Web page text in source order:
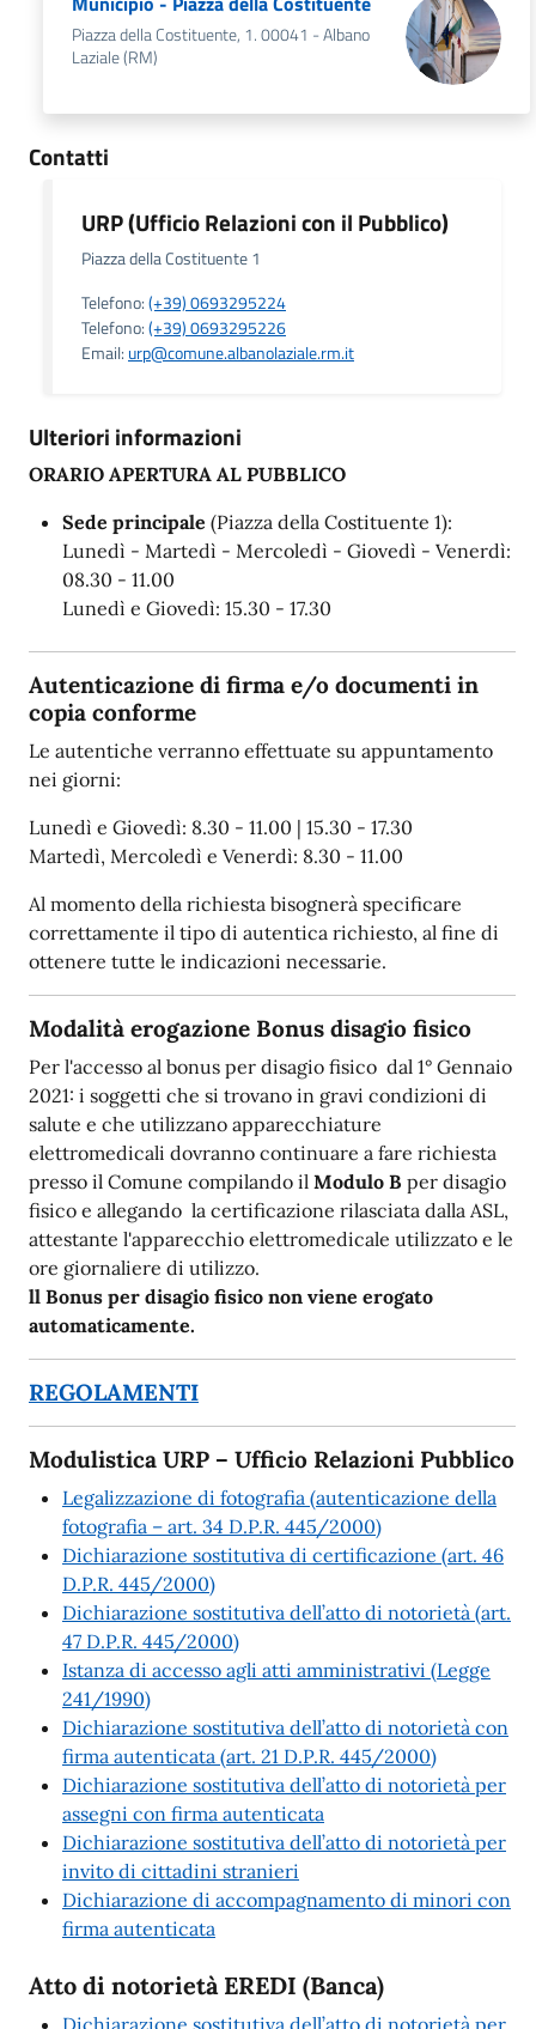
Piazza della Costituente, 1. 00041 - Albano
Laziale (RM)
Contatti
URP (Ufficio Relazioni con il Pubblico)
Piazza della Costituente 1
Telefono:(+39) 0693295224
Telefono:(+39) 0693295226
Email: urp@comune.albanolaziale.rm.it
Ulteriori informazioni
ORARIO APERTURA AL PUBBLICO
Sede principale (Piazza della Costituente 1):
Lunedì - Martedì - Mercoledì - Giovedì - Venerdì:
08.30 - 11.00
Lunedì e Giovedì: 15.30 - 17.30
Autenticazione di firma e/o documenti in
copia conforme
Le autentiche verranno effettuate su appuntamento
nei giorni:
Lunedì e Giovedì: 8.30 - 11.00 | 15.30 - 17.30
Martedì, Mercoledì e Venerdì: 8.30 - 11.00
Al momento della richiesta bisognerà specificare
correttamente il tipo di autentica richiesto, al fine di
ottenere tutte le indicazioni necessarie.
Modalità erogazione Bonus disagio fisico
Per l'accesso al bonus per disagio fisico dal 1° Gennaio
2021: i soggetti che si trovano in gravi condizioni di
salute e che utilizzano apparecchiature
elettromedicali dovranno continuare a fare richiesta
presso il Comune compilando il Modulo B per disagio
fisico e allegando la certificazione rilasciata dalla ASL,
attestante l'apparecchio elettromedicale utilizzato e le
ore giornaliere di utilizzo.
ll Bonus per disagio fisico non viene erogato
automaticamente.
REGOLAMENTI
Modulistica URP – Ufficio Relazioni Pubblico
Legalizzazione di fotografia (autenticazione della
fotografia – art. 34 D.P.R. 445/2000)
Dichiarazione sostitutiva di certificazione (art. 46
D.P.R. 445/2000)
Dichiarazione sostitutiva dell’atto di notorietà (art.
47 D.P.R. 445/2000)
Istanza di accesso agli atti amministrativi (Legge
241/1990)
Dichiarazione sostitutiva dell’atto di notorietà con
firma autenticata (art. 21 D.P.R. 445/2000)
Dichiarazione sostitutiva dell’atto di notorietà per
assegni con firma autenticata
Dichiarazione sostitutiva dell’atto di notorietà per
invito di cittadini stranieri
Dichiarazione di accompagnamento di minori con
firma autenticata
Atto di notorietà EREDI (Banca)
Dichiarazione sostitutiva dell’atto di notorietà per